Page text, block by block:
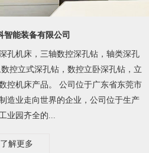
智能装备有限公司
孔机床，三轴数控深孔钻，轴类深孔
控立式深孔钻，数控立卧深孔钻，立
控机床产品。 公司位于广东省东莞市
造业走向世界的企业，公司位于生产
业园齐全的...
了解更多